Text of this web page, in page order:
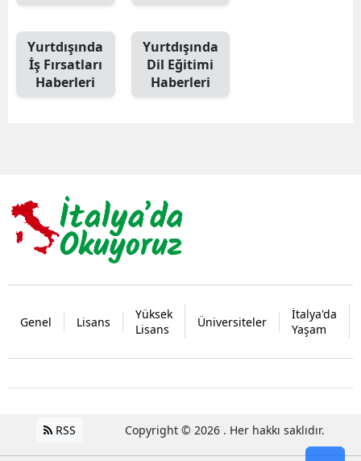
Yurtdışında
İş Fırsatları
Haberleri
Yurtdışında
Dil Eğitimi
Haberleri
Genel Lisans
Yüksek
Lisans
Üniversiteler
İtalya'da
Yaşam
RSS Copyright © 2026 . Her hakkı saklıdır.